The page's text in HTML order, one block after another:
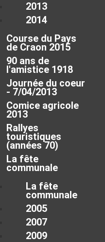
2013
2014
Course du Pays
de Craon 2015
90 ans de
l'amistice 1918
Journée du coeur
- 7/04/2013
Comice agricole
2013
Rallyes
touristiques
(années 70)
La fête
communale
La fête
communale
2005
2007
2009